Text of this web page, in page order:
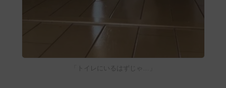
「トイレにいるはずじゃ…」